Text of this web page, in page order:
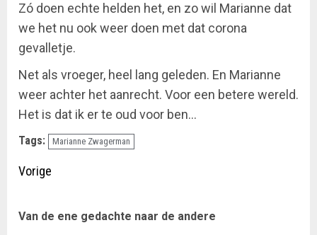
Zó doen echte helden het, en zo wil Marianne dat
we het nu ook weer doen met dat corona
gevalletje.
Net als vroeger, heel lang geleden. En Marianne
weer achter het aanrecht. Voor een betere wereld.
Het is dat ik er te oud voor ben…
Tags: Marianne Zwagerman
Doorgaan
lezen
Vorige
Van de ene gedachte naar de andere